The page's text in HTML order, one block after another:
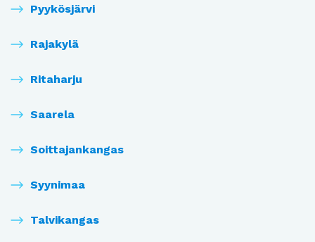
Pyykösjärvi
Rajakylä
Ritaharju
Saarela
Soittajankangas
Syynimaa
Talvikangas